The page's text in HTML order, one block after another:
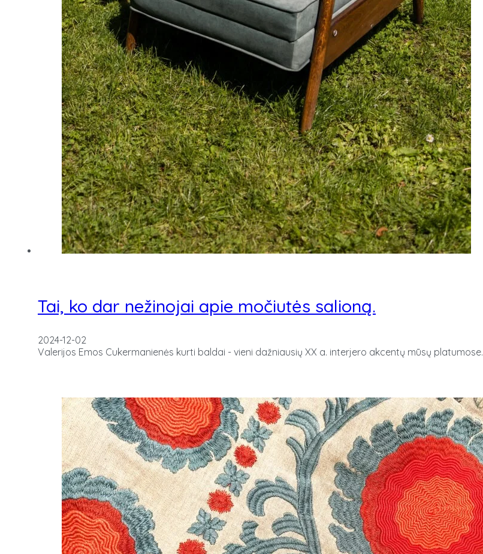
Tai, ko dar nežinojai apie močiutės salioną.
2024-12-02
Valerijos Emos Cukermanienės kurti baldai - vieni dažniausių XX a. interjero akcentų mūsų platumose.